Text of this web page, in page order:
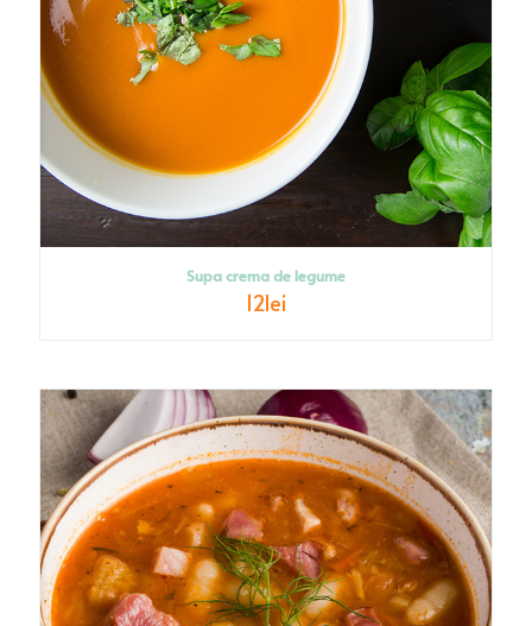
Supa crema de legume
12lei